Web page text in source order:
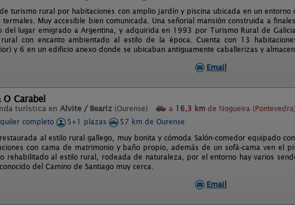
turismo rural por habitaciones con amplio jardín y piscina ubicada en un
termales. Muy accesible bien comunicada. Una señorial mansión construida a
del lugar emigrado a Argentina, y adquirida en 1993 por Turismo Rural de
con encanto ambientado al estilo de la época. Cuenta con 13
y 6 en un edificio anexo donde se ubicaban antiguamente caballerizas y
Email
O Carabel
turística en Alvite / Beariz (Ourense) a 16,3 km de Nogueira (Pontevedra)
completo
5+1 plazas
57 km de Ourense
al estilo rural gallego, muy bonita y cómoda Salón-comedor equipado
con cama de matrimonio y baño propio, además de un sofá-cama ven el
rehabilitado al estilo rural, rodeada de naturaleza, por el entorno hay varios
del Camino de Santiago muy cerca.
Email